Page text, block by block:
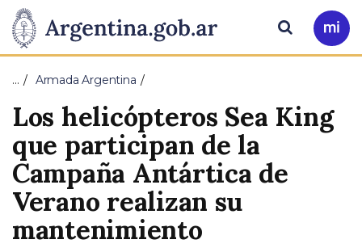
Presidencia
de
la
Nación
Pasar al contenido principal
Ir
a
Buscar
… Armada Argentina
Los helicópteros Sea King
que participan de la
Campaña Antártica de
Verano realizan su
mantenimiento